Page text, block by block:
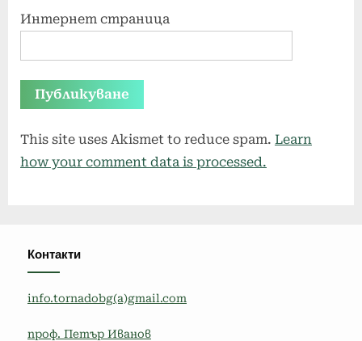
Интернет страница
This site uses Akismet to reduce spam. Learn
how your comment data is processed.
Контакти
info.tornadobg(a)gmail.com
проф. Петър Иванов